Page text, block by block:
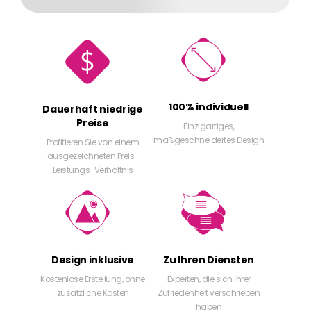
Dauerhaft niedrige
Preise
Profitieren Sie von einem
ausgezeichneten Preis-
Leistungs-Verhältnis
100% individuell
Einzigartiges,
maßgeschneidertes Design
Design inklusive
Kostenlose Erstellung, ohne
zusätzliche Kosten
Zu Ihren Diensten
Experten, die sich Ihrer
Zufriedenheit verschrieben
haben